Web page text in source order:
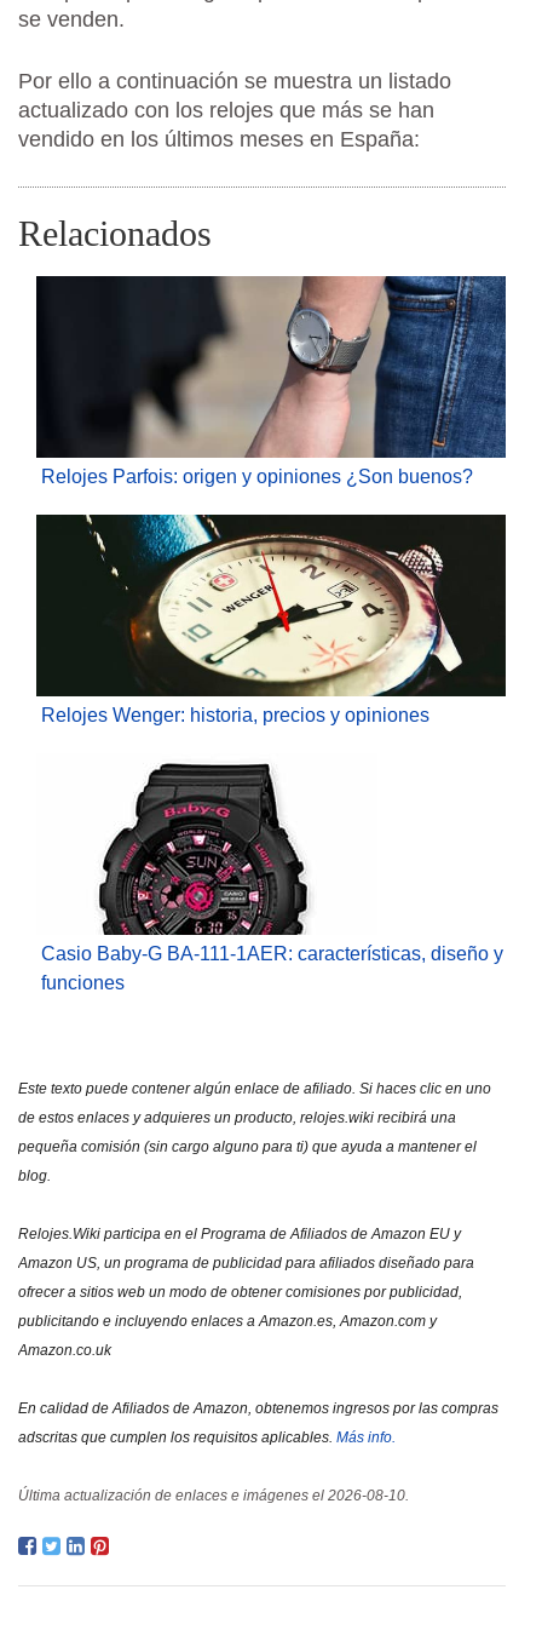
se venden.
Por ello a continuación se muestra un listado
actualizado con los relojes que más se han
vendido en los últimos meses en España:
Relacionados
Relojes Parfois: origen y opiniones ¿Son buenos?
Relojes Wenger: historia, precios y opiniones
Casio Baby-G BA-111-1AER: características, diseño y
funciones
Este texto puede contener algún enlace de afiliado. Si haces clic en uno
de estos enlaces y adquieres un producto, relojes.wiki recibirá una
pequeña comisión (sin cargo alguno para ti) que ayuda a mantener el
blog.
Relojes.Wiki participa en el Programa de Afiliados de Amazon EU y
Amazon US, un programa de publicidad para afiliados diseñado para
ofrecer a sitios web un modo de obtener comisiones por publicidad,
publicitando e incluyendo enlaces a Amazon.es, Amazon.com y
Amazon.co.uk
En calidad de Afiliados de Amazon, obtenemos ingresos por las compras
adscritas que cumplen los requisitos aplicables. Más info.
Última actualización de enlaces e imágenes el 2026-08-10.